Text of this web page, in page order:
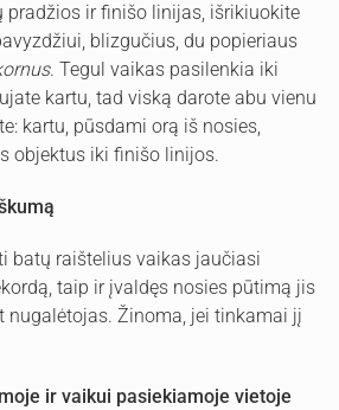
pradžios ir finišo linijas, išrikiuokite
blizgučius, du popieriaus
. Tegul vaikas pasilenkia iki
kartu, tad viską darote abu vienu
kartu, pūsdami orą iš nosies,
objektus iki finišo linijos.
batų raištelius vaikas jaučiasi
taip ir įvaldęs nosies pūtimą jis
nugalėtojas. Žinoma, jei tinkamai jį
ir vaikui pasiekiamoje vietoje